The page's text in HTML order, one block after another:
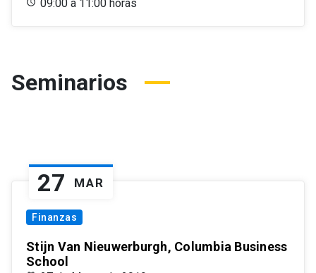
09:00 a 11:00 horas
Seminarios
27 MAR
Finanzas
Stijn Van Nieuwerburgh, Columbia Business
School